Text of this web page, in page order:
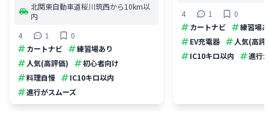
北関東自動車道桜川筑西から10km以
内
4
1
0
カートナビ
練習場あり
人気(高評価)
初心者向け
料理自慢
IC10キロ以内
進行がスムーズ
4
1
0
カートナビ
練習場
EV充電器
人気(高評
IC10キロ以内
進行